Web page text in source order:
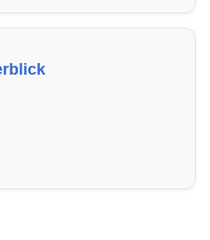
in Bocholt:
Schulen,